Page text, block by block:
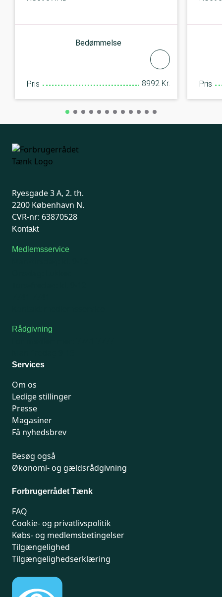
Bedømmelse
Pris 8992 Kr. Pris
Ryesgade 3 A, 2. th.
2200 København N.
CVR-nr: 63870528
Kontakt
Medlemsservice
Rådgivning
Services
Om os
Ledige stillinger
Presse
Magasiner
Få nyhedsbrev
Besøg også
Økonomi- og gældsrådgivning
Forbrugerrådet Tænk
FAQ
Cookie- og privatlivspolitik
Købs- og medlemsbetingelser
Tilgængelighed
Tilgængelighedserklæring